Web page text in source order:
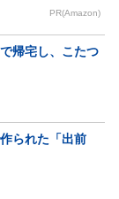
PR(Amazon)
帰宅し、こたつ
られた「出前